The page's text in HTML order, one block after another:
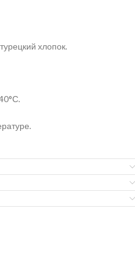
хлопок.